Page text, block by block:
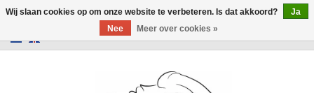
Wij slaan cookies op om onze website te verbeteren. Is dat akkoord?
Ja
Nee
Meer over cookies »